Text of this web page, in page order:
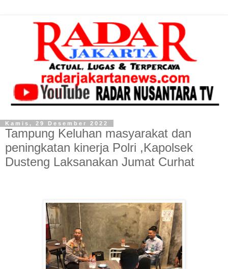
Kamis, 29 Desember 2022
Tampung Keluhan masyarakat dan
peningkatan kinerja Polri ,Kapolsek
Dusteng Laksanakan Jumat Curhat